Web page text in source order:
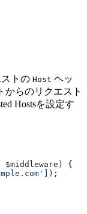
トの Host ヘッ
からのリクエスト
Hostsを設定す
$middleware ) {
]);